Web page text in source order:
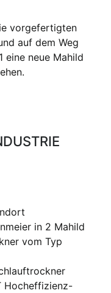
vorgefertigten
auf dem Weg
eine neue Mahild
in 2 Mahild
vom Typ
Hocheffizienz-